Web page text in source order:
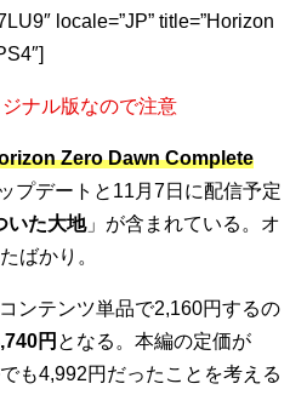
locale=”JP” title=”Horizon
ナル版なので注意
Zero Dawn Complete
プデートと11月7日に配信予定
いた大地」が含まれている。オ
ばかり。
ンテンツ単品で2,160円するの
円 となる。本編の定価が
も4,992円だったことを考える